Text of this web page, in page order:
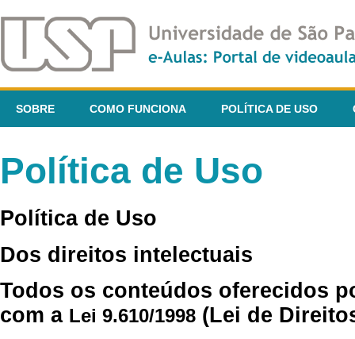
SOBRE COMO FUNCIONA POLÍTICA DE USO
Política de Uso
Política de Uso
Dos direitos intelectuais
Todos os conteúdos oferecidos
com a Lei 9.610/1998 (Lei de